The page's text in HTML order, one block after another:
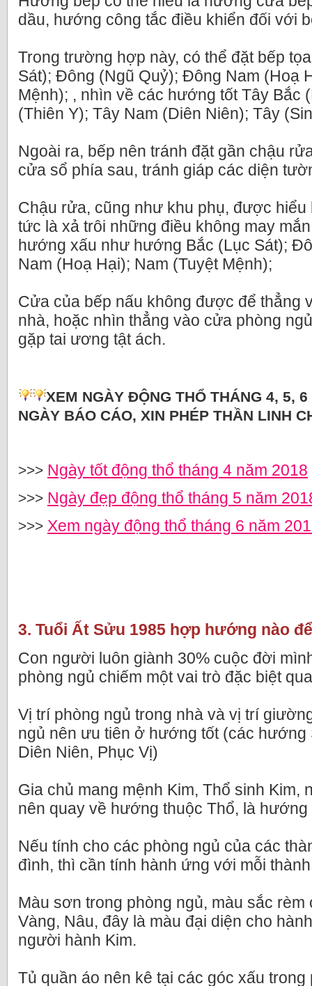
dầu, hướng công tắc điều khiển đối với
Trong trường hợp này, có thể đặt bếp
Sát); Đông (Ngũ Quỷ); Đông Nam (Hoạ
Mệnh); , nhìn về các hướng tốt Tây Bắc
(Thiên Y); Tây Nam (Diên Niên); Tây
Ngoài ra, bếp nên tránh đặt gần chậu
cửa sổ phía sau, tránh giáp các diện
Chậu rửa, cũng như khu phụ, được
tức là xả trôi những điều không may
hướng xấu như hướng Bắc (Lục Sát);
Nam (Hoạ Hại); Nam (Tuyệt Mệnh);
Cửa của bếp nấu không được để thẳng
nhà, hoặc nhìn thẳng vào cửa phòng
gặp tai ương tật ách.
XEM NGÀY ĐỘNG THỔ THÁNG 4, 5,
NGÀY BÁO CÁO, XIN PHÉP THẦN LINH
>>> Ngày tốt động thổ tháng 4 năm 2018
>>> Ngày đẹp động thổ tháng 5 năm
>>> Xem ngày động thổ tháng 6 năm
3. Tuổi Ất Sửu 1985 hợp hướng nào
Con người luôn giành 30% cuộc đời
phòng ngủ chiếm một vai trò đặc biệt
Vị trí phòng ngủ trong nhà và vị trí
ngủ nên ưu tiên ở hướng tốt (các hướng
Diên Niên, Phục Vị)
Gia chủ mang mệnh Kim, Thổ sinh Kim,
nên quay về hướng thuộc Thổ, là
Nếu tính cho các phòng ngủ của các
đình, thì cần tính hành ứng với mỗi
Màu sơn trong phòng ngủ, màu sắc
Vàng, Nâu, đây là màu đại diện cho
người hành Kim.
Tủ quần áo nên kê tại các góc xấu